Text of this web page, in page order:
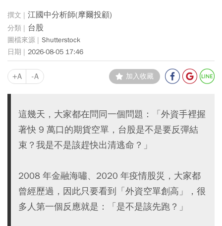
江國中分析師(摩爾投顧)
台股
Shutterstock
2026-08-05 17:46
+A -A 加入收藏
這幾天，大家都在問同一個問題：「外資手裡握
著快 9 萬口的期貨空單，台股是不是要反彈結
束？我是不是該趕快出清逃命？」
2008 年金融海嘯、2020 年疫情股災，大家都
曾經歷過，因此只要看到「外資空單創高」，很
多人第一個反應就是：「是不是該先跑？」